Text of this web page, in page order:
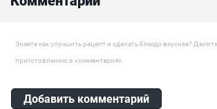
Ингредиенты:
Оставить комментарий
Добавить комментарий